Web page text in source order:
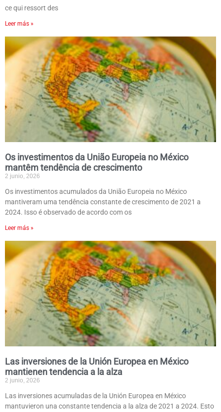
ce qui ressort des
Leer más »
Os investimentos da União Europeia no México
mantêm tendência de crescimento
2 junio, 2026
Os investimentos acumulados da União Europeia no México
mantiveram uma tendência constante de crescimento de 2021 a
2024. Isso é observado de acordo com os
Leer más »
Las inversiones de la Unión Europea en México
mantienen tendencia a la alza
2 junio, 2026
Las inversiones acumuladas de la Unión Europea en México
mantuvieron una constante tendencia a la alza de 2021 a 2024. Esto